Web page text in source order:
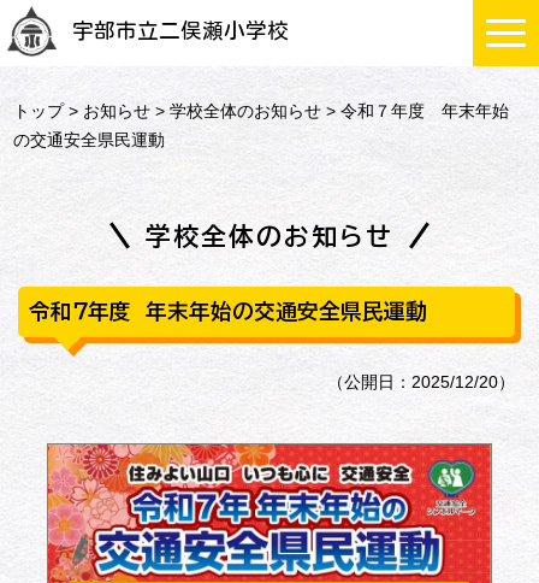
宇部市立二俣瀬小学校
トップ> お知らせ >学校全体のお知らせ > 令和７年度 年末年始
の交通安全県民運動
学校全体のお知らせ
令和７年度 年末年始の交通安全県民運動
（公開日：2025/12/20）